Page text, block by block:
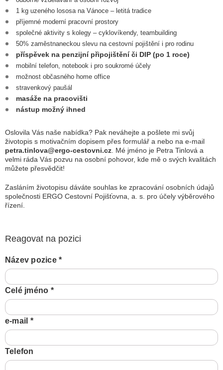
1 kg uzeného lososa na Vánoce – letitá tradice
příjemné moderní pracovní prostory
společné aktivity s kolegy – cyklovíkendy, teambuilding
50% zaměstnaneckou slevu na cestovní pojištění i pro rodinu
příspěvek na penzijní připojištění či DIP (po 1 roce)
mobilní telefon, notebook i pro soukromé účely
možnost občasného home office
stravenkový paušál
masáže na pracovišti
nástup možný ihned
Oslovila Vás naše nabídka? Pak neváhejte a pošlete mi svůj
životopis s motivačním dopisem přes formulář a nebo na e-mail
petra.tinlova@ergo-cestovni.cz . Mé jméno je Petra Tinlová a
velmi ráda Vás pozvu na osobní pohovor, kde mě o svých kvalitách
můžete přesvědčit!
Zasláním životopisu dáváte souhlas ke zpracování osobních údajů
společnosti ERGO Cestovní Pojišťovna, a. s. pro účely výběrového
řízení.
Reagovat na pozici
Název pozice*
Celé jméno *
e-mail *
Telefon